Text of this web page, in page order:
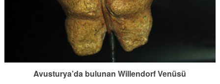
Avusturya’da bulunan Willendorf Venüsü